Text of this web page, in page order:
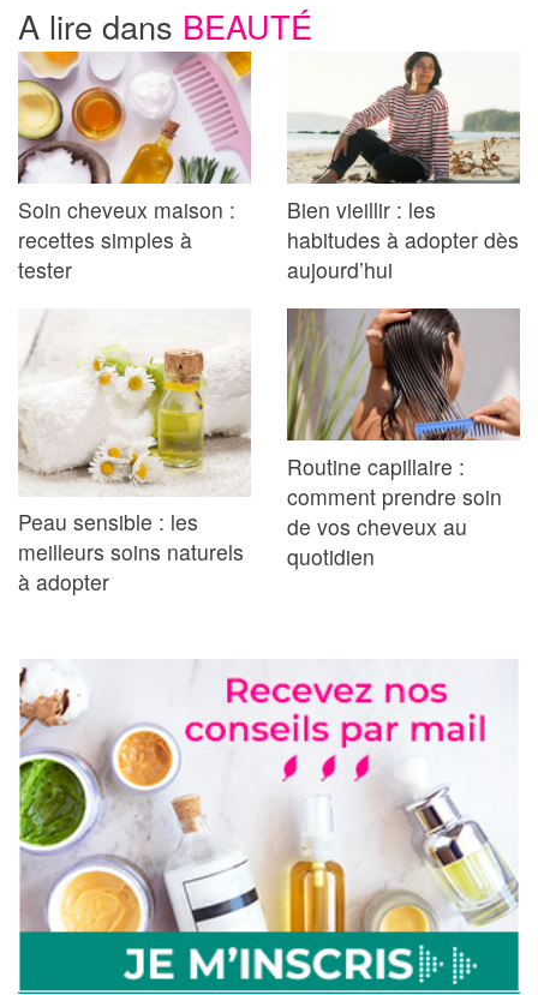
A lire dans BEAUTÉ
Soin cheveux maison :
recettes simples à
tester
Bien vieillir : les
habitudes à adopter dès
aujourd’hui
Peau sensible : les
meilleurs soins naturels
à adopter
Routine capillaire :
comment prendre soin
de vos cheveux au
quotidien